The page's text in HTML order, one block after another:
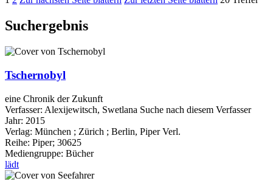
Suchergebnis
Tschernobyl
eine Chronik der Zukunft
Verfasser: Alexijewitsch, Swetlana Suche nach diesem Verfasser
Jahr: 2015
Verlag: München ; Zürich ; Berlin, Piper Verl.
Reihe: Piper; 30625
Mediengruppe: Bücher
lädt